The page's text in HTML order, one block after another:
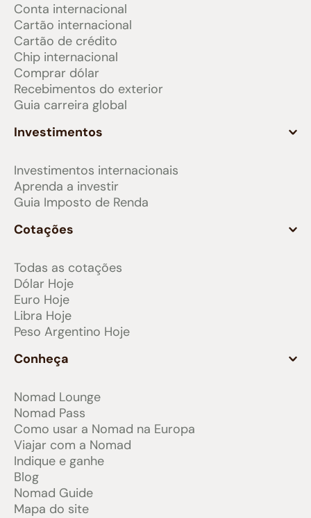
Conta internacional
Cartão internacional
Cartão de crédito
Chip internacional
Comprar dólar
Recebimentos do exterior
Guia carreira global
Investimentos
Investimentos internacionais
Aprenda a investir
Guia Imposto de Renda
Cotações
Todas as cotações
Dólar Hoje
Euro Hoje
Libra Hoje
Peso Argentino Hoje
Conheça
Nomad Lounge
Nomad Pass
Como usar a Nomad na Europa
Viajar com a Nomad
Indique e ganhe
Blog
Nomad Guide
Mapa do site